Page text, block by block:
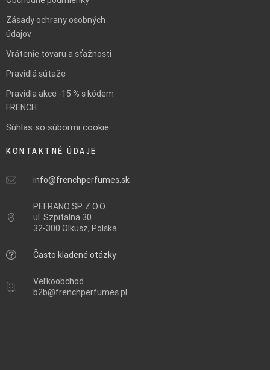
Zásady ochrany osobných
údajov
Vrátenie tovaru a sťažnosti
Pravidlá súťaže
Pravidla akce -15 % s kódem
FRENCH
Súhlas so súbormi cookie
KONTAKTNÉ ÚDAJE
info@frenchperfumes.sk
PEFRANO SP. Z O.O.
ul. Szpitalna 30
32-300 Olkusz, Polska
Často kladené otázky
Veľkoobchod
b2b@frenchperfumes.pl